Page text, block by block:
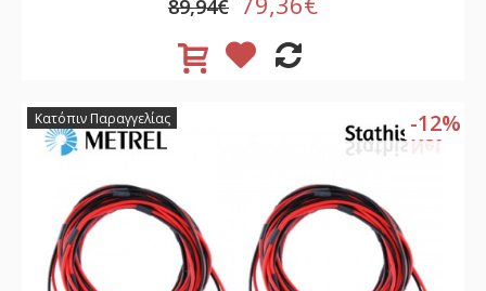
89,94€
-12%
Κατόπιν Παραγγελίας